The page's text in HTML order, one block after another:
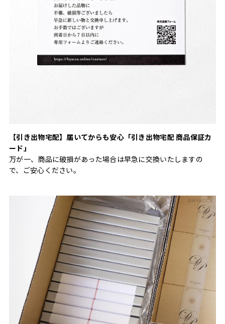
【引き出物宅配】届いてからも安心「引き出物宅配 商品保証カ
ード」
万が一、商品に破損があった場合は早急に交換いたしますの
で、ご安心ください。